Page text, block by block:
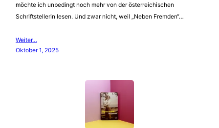
möchte ich unbedingt noch mehr von der österreichischen
Schriftstellerin lesen. Und zwar nicht, weil „Neben Fremden“…
Weiter…
Oktober 1, 2025